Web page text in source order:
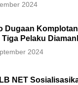
2024
Dugaan
Tiga Pelaku
2024
NET